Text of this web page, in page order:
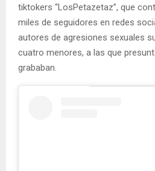
tiktokers “LosPetazetaz”, que
miles de seguidores en redes
autores de agresiones sexuales
cuatro menores, a las que
grababan.